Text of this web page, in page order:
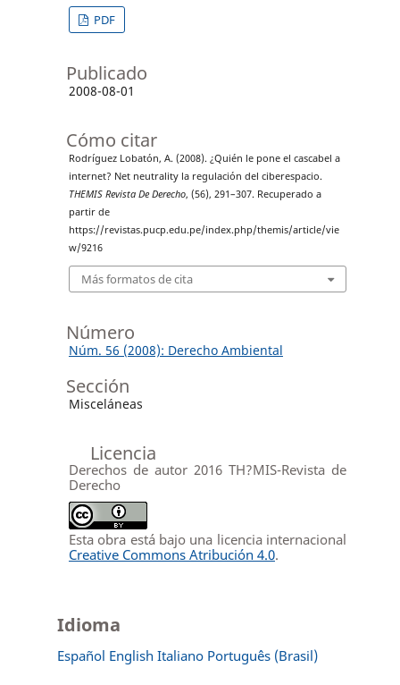
PDF
Publicado
2008-08-01
Cómo citar
Rodríguez Lobatón, A. (2008). ¿Quién le pone el cascabel a
internet? Net neutrality la regulación del ciberespacio.
THEMIS Revista De Derecho, (56), 291–307. Recuperado a
partir de
https://revistas.pucp.edu.pe/index.php/themis/article/vie
w/9216
Más formatos de cita
Número
Núm. 56 (2008): Derecho Ambiental
Sección
Misceláneas
Licencia
Derechos de autor 2016 TH?MIS-Revista de
Derecho
Esta obra está bajo una licencia internacional
Creative Commons Atribución 4.0.
Idioma
Español English Italiano Português (Brasil)